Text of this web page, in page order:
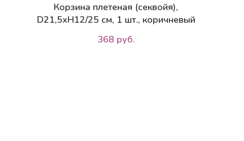
Корзина плетеная (секвойя),
D21,5хH12/25 см, 1 шт., коричневый
368 руб.